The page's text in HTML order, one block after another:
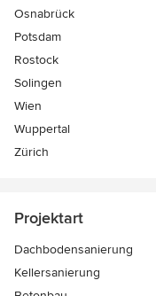
Osnabrück
Potsdam
Rostock
Solingen
Wien
Wuppertal
Zürich
Projektart
Dachbodensanierung
Kellersanierung